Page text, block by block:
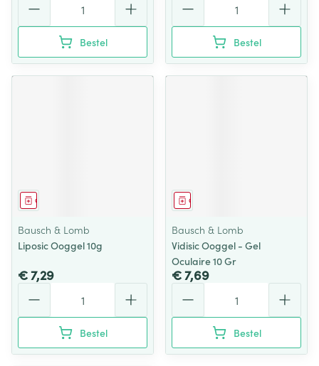
Bestel Bestel
Geneesmiddel
Bausch & Lomb
Liposic Ooggel 10g
€ 7,29
Bestel
Geneesmiddel
Bausch & Lomb
Vidisic Ooggel - Gel
Oculaire 10 Gr
€ 7,69
Bestel